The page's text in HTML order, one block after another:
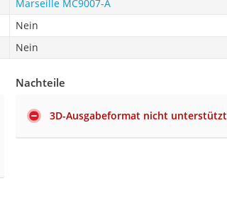
Marseille MC9007-A
Nein
Nein
Nachteile
3D-Ausgabeformat nicht unterstützt